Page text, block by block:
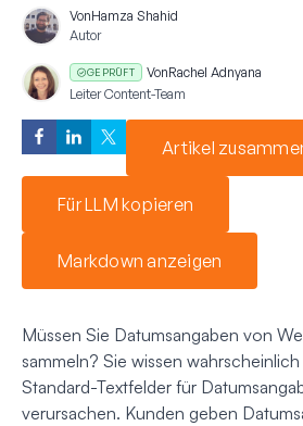
VonHamza Shahid
Autor
GEPRÜFT VonRachel Adnyana
Leiter Content-Team
Artikel
Für LLM kopieren
Markdown anzeigen
Müssen Sie Datumsangaben von
sammeln? Sie wissen
Standard-Textfelder für
verursachen. Kunden geben